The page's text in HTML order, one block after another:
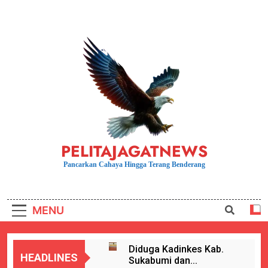
PELITAJAGATNEWS
Pancarkan Cahaya Hingga Terang Benderang
MENU
HEADLINES
Diduga Kadinkes Kab.
Sukabumi dan